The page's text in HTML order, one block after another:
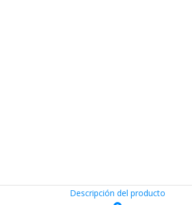
Descripción del producto